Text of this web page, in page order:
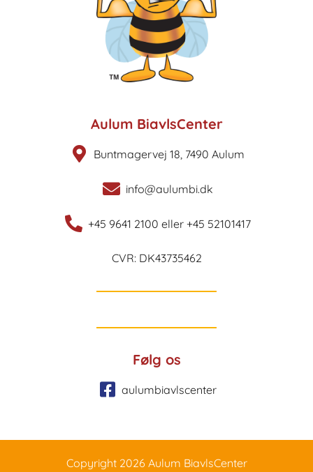
Aulum BiavlsCenter
Buntmagervej 18, 7490 Aulum
info@aulumbi.dk
+45 9641 2100 eller +45 52101417
CVR: DK43735462
Følg os
aulumbiavlscenter
Copyright 2026 Aulum BiavlsCenter